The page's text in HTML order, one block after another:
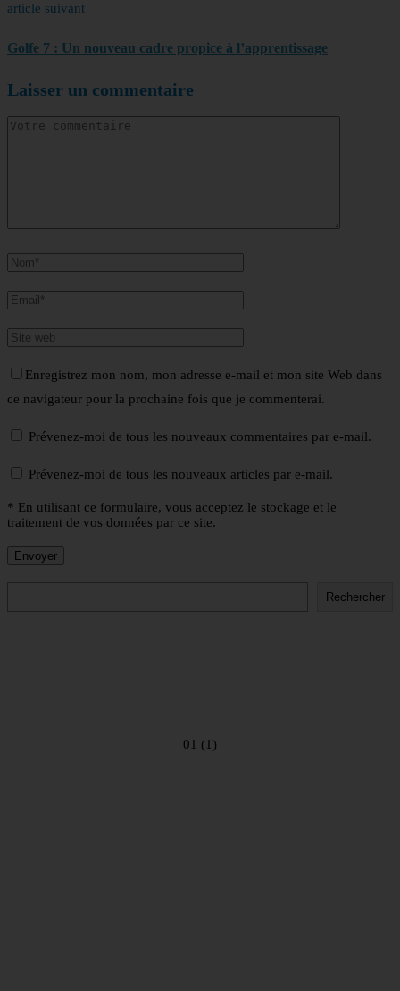
article suivant
Golfe 7 : Un nouveau cadre propice à l’apprentissage
Laisser un commentaire
Enregistrez mon nom, mon adresse e-mail et mon site Web dans
ce navigateur pour la prochaine fois que je commenterai.
Prévenez-moi de tous les nouveaux commentaires par e-mail.
Prévenez-moi de tous les nouveaux articles par e-mail.
* En utilisant ce formulaire, vous acceptez le stockage et le
traitement de vos données par ce site.
Rechercher
01 (1)